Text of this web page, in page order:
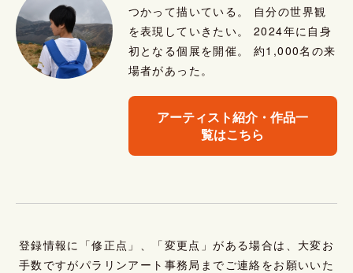
つかって描いている。 自分の世界観
を表現していきたい。 2024年に自身
初となる個展を開催。 約1,000名の来
場者があった。
アーティスト紹介・作品一
覧はこちら
登録情報に「修正点」、「変更点」がある場合は、大変お
手数ですがパラリンアート事務局までご連絡をお願いいた